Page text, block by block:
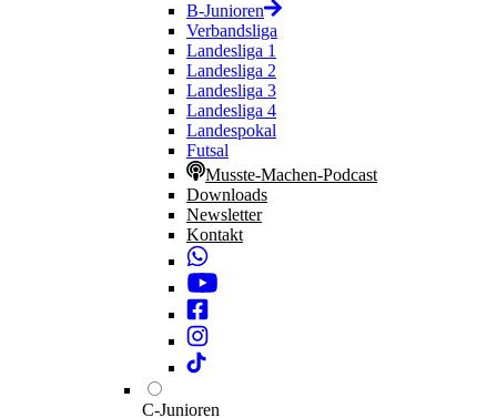
B-Junioren
Verbandsliga
Landesliga 1
Landesliga 2
Landesliga 3
Landesliga 4
Landespokal
Futsal
Musste-Machen-Podcast
Downloads
Newsletter
Kontakt
C-Junioren